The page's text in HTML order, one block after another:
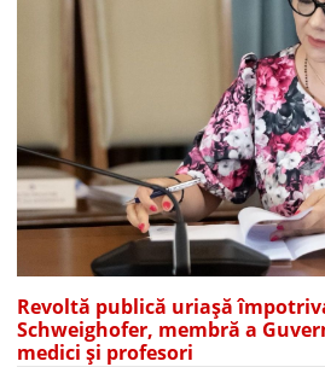
Revoltă publică uriașă
Schweighofer, membră a
medici și profesori